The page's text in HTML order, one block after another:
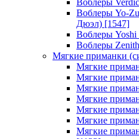
Воблеры
Воблеры Yo-
Дюэл) [1547]
Воблеры
Воблеры
Мягкие приманки
Мягкие
Мягкие
Мягкие
Мягкие
Мягкие
Мягкие
Мягкие